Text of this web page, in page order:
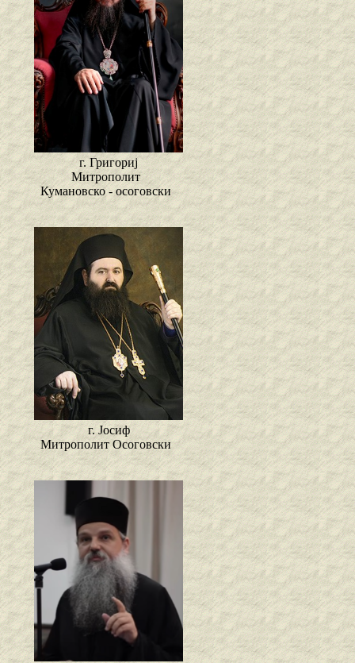
г. Григориј
Митрополит
Кумановско - осоговски
г. Јосиф
Митрополит Осоговски